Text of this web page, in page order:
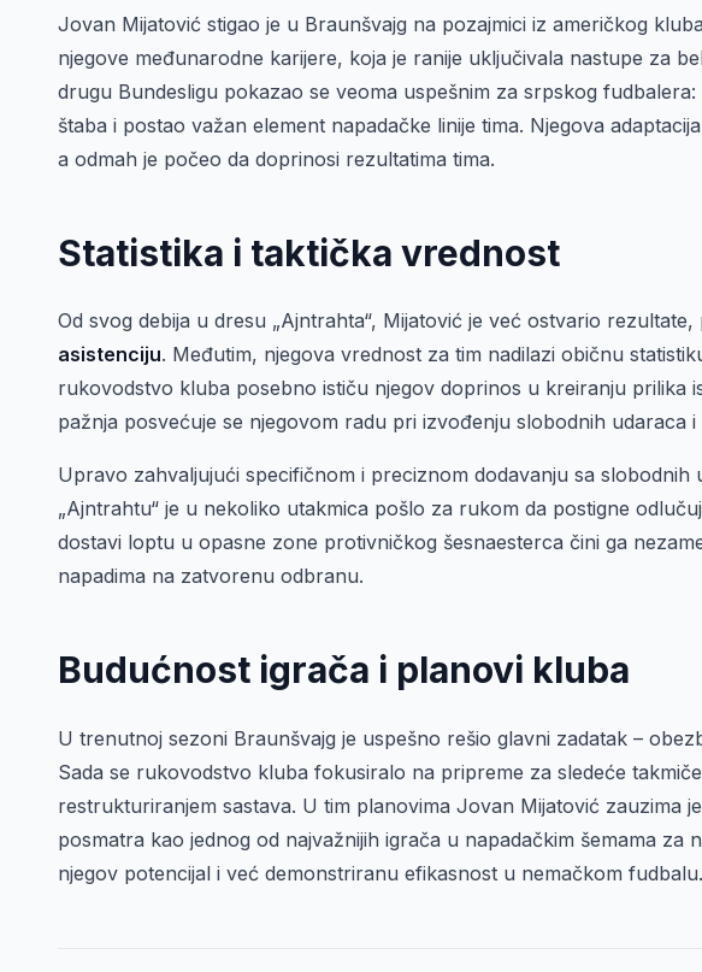
Jovan Mijatović stigao je u Braunšvajg na pozajmici iz američkog kluba
njegove međunarodne karijere, koja je ranije uključivala nastupe za
drugu Bundesligu pokazao se veoma uspešnim za srpskog
štaba i postao važan element napadačke linije tima. Njegova
a odmah je počeo da doprinosi rezultatima tima.
Statistika i taktička vrednost
Od svog debija u dresu „Ajntrahta“, Mijatović je već ostvario rezultate,
asistenciju. Međutim, njegova vrednost za tim nadilazi običnu
rukovodstvo kluba posebno ističu njegov doprinos u kreiranju prilika
pažnja posvećuje se njegovom radu pri izvođenju slobodnih udaraca i
Upravo zahvaljujući specifičnom i preciznom dodavanju sa slobodnih
„Ajntrahtu“ je u nekoliko utakmica pošlo za rukom da postigne
dostavi loptu u opasne zone protivničkog šesnaesterca čini ga
napadima na zatvorenu odbranu.
Budućnost igrača i planovi kluba
U trenutnoj sezoni Braunšvajg je uspešno rešio glavni zadatak –
Sada se rukovodstvo kluba fokusiralo na pripreme za sledeće
restrukturiranjem sastava. U tim planovima Jovan Mijatović zauzima
posmatra kao jednog od najvažnijih igrača u napadačkim šemama za
njegov potencijal i već demonstriranu efikasnost u nemačkom fudbalu.